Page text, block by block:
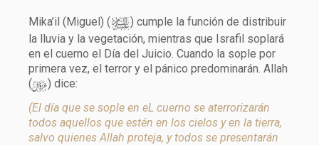
Mika’il (Miguel) (a) cumple la función de distribuir
la lluvia y la vegetación, mientras que Israfil soplará
en el cuerno el Día del Juicio. Cuando la sople por
primera vez, el terror y el pánico predominarán. Allah
(y) dice:
(El día que se sople en eL cuerno se aterrorizarán
todos aquellos que estén en los cielos y en la tierra,
salvo quienes Allah proteja, y todos se presentarán